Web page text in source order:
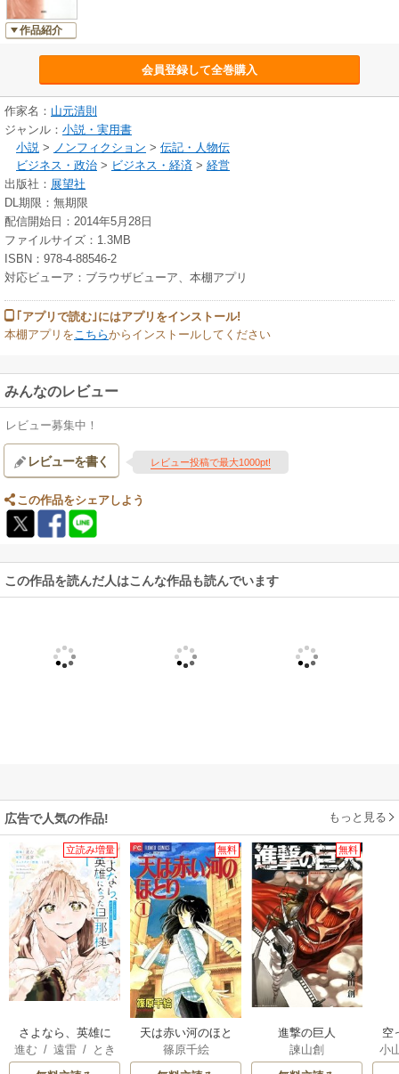
作品紹介
会員登録して全巻購入
作家名： 山元清則
ジャンル： 小説・実用書
小説 > ノンフィクション > 伝記・人物伝
ビジネス・政治 > ビジネス・経済 > 経営
出版社： 展望社
DL期限：無期限
配信開始日：2014年5月28日
ファイルサイズ：1.3MB
ISBN：978-4-88546-2
対応ビューア：ブラウザビューア、本棚アプリ
｢アプリで読む｣にはアプリをインストール!
本棚アプリを こちらからインストールしてください
みんなのレビュー
レビュー募集中！
レビューを書く レビュー投稿で最大1000pt!
この作品をシェアしよう
この作品を読んだ人はこんな作品も読んでいます
広告で人気の作品! もっと見る
立読み増量
さよなら、英雄に
なった旦那様 ～
ただ祈るだけの役
進む / 遠雷/ とき
間
無料
天は赤い河のほと
り
篠原千絵
無料
進撃の巨人
諫山創
空
小